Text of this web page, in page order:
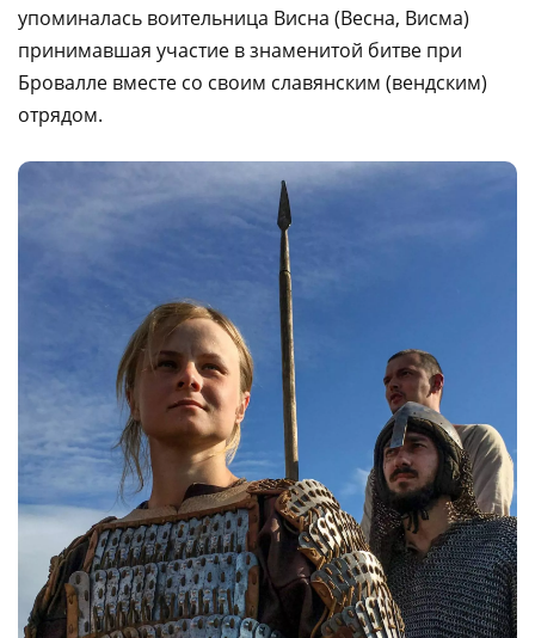
упоминалась воительница Висна (Весна, Висма)
принимавшая участие в знаменитой битве при
Бровалле вместе со своим славянским (вендским)
отрядом.